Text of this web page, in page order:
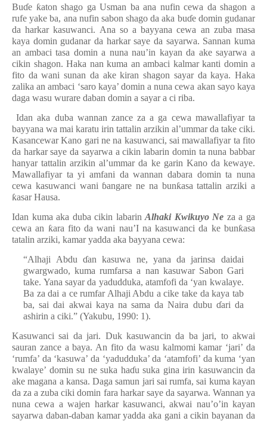
Buɗe ƙaton shago ga Usman ba ana nufin cewa da shagon a
rufe yake ba, ana nufin sabon shago da aka buɗe domin gudanar
da harkar kasuwanci. Ana so a bayyana cewa an zuba masa
kaya domin gudanar da harkar saye da sayarwa. Sannan kuma
an ambaci tasa domin a nuna nau’in kayan da ake sayarwa a
cikin shagon. Haka nan kuma an ambaci kalmar kanti domin a
fito da wani sunan da ake kiran shagon sayar da kaya. Haka
zalika an ambaci ‘saro kaya’ domin a nuna cewa akan sayo kaya
daga wasu wurare daban domin a sayar a ci riba.
Idan aka duba wannan zance za a ga cewa mawallafiyar ta
bayyana wa mai karatu irin tattalin arzikin al’ummar da take ciki.
Kasancewar Kano gari ne na kasuwanci, sai mawallafiyar ta fito
da harkar saye da sayarwa a cikin labarin domin ta nuna babbar
hanyar tattalin arzikin al’ummar da ke garin Kano da kewaye.
Mawallafiyar ta yi amfani da wannan dabara domin ta nuna
cewa kasuwanci wani ɓangare ne na bunƙasa tattalin arziki a
ƙasar Hausa.
Idan kuma aka duba cikin labarinAlhaki Kwikuyo Ne za a ga
cewa an ƙara fito da wani nau’I na kasuwanci da ke bunƙasa
tatalin arziki, kamar yadda aka bayyana cewa:
“Alhaji Abdu ɗan kasuwa ne, yana da jarinsa daidai
gwargwado, kuma rumfarsa a nan kasuwar Sabon Gari
take. Yana sayar da yadudduka, atamfofi da ‘yan kwalaye.
Ba za dai a ce rumfar Alhaji Abdu a cike take da kaya tab
ba, sai dai akwai kaya na sama da Naira dubu ɗari da
ashirin a ciki.” (Yakubu, 1990: 1).
Kasuwanci sai da jari. Duk kasuwancin da ba jari, to akwai
sauran zance a baya. An fito da wasu kalmomi kamar ‘jari’ da
‘rumfa’ da ‘kasuwa’ da ‘yadudduka’ da ‘atamfofi’ da kuma ‘yan
kwalaye’ domin su ne suka haɗu suka gina irin kasuwancin da
ake magana a kansa. Daga samun jari sai rumfa, sai kuma kayan
da za a zuba ciki domin fara harkar saye da sayarwa. Wannan ya
nuna cewa a wajen harkar kasuwanci, akwai nau’o’in kayan
sayarwa daban-daban kamar yadda aka gani a cikin bayanan da